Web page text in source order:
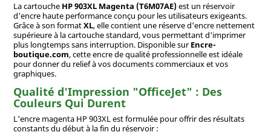
La cartouche HP 903XL Magenta (T6M07AE)est un réservoir
d'encre haute performance conçu pour les utilisateurs exigeants.
Grâce à son formatXL, elle contient une réserve d'encre nettement
supérieure à la cartouche standard, vous permettant d'imprimer
plus longtemps sans interruption. Disponible surEncre-
boutique.com, cette encre de qualité professionnelle est idéale
pour donner du relief à vos documents commerciaux et vos
graphiques.
Qualité d'Impression "OfficeJet" : Des
Couleurs Qui Durent
L'encre magenta HP 903XL est formulée pour offrir des résultats
constants du début à la fin du réservoir :